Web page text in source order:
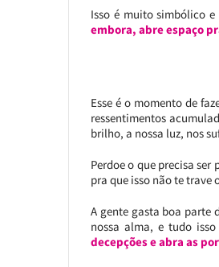
Isso é muito simbólico
embora, abre espaço
Esse é o momento de
ressentimentos
brilho, a nossa luz, nos
Perdoe o que precisa
pra que isso não te trave
A gente gasta boa parte
nossa alma, e tudo
decepções e abra as